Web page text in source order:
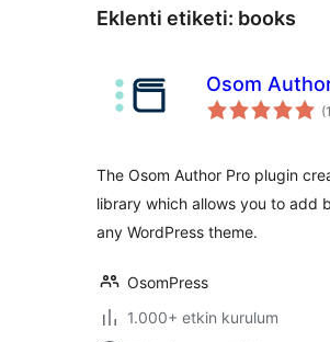
Eklenti etiketi: books
Osom
The Osom Author Pro plugin
library which allows you to add
any WordPress theme.
OsomPress
1.000+ etkin kurulum